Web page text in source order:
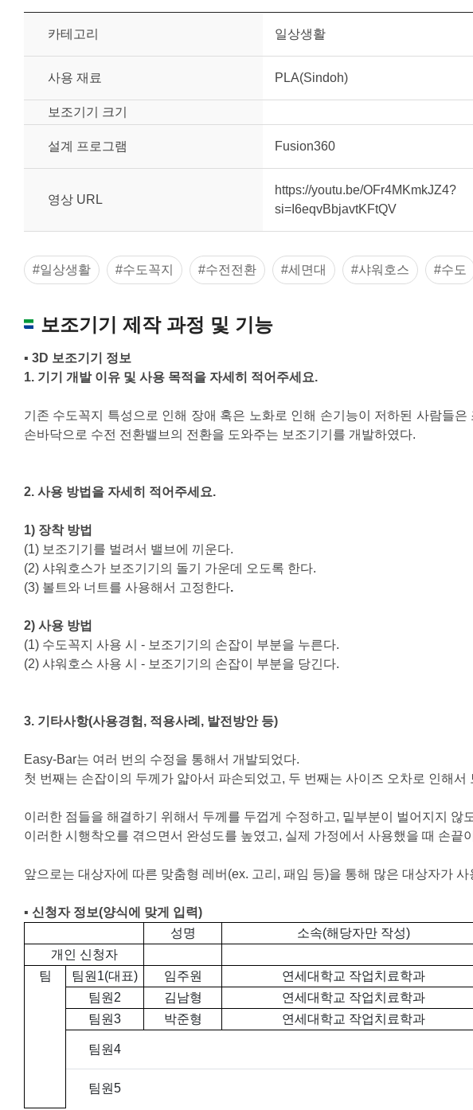
원하는 치수 입력 후 “스케일 조정“ 버튼을 눌러주세요.
너비
폭
카테고리 일상생활
사용 재료 PLA(Sindoh)
보조기기 크기
설계 프로그램 Fusion360
영상 URL
https://youtu.be/OFr4MKmkJZ4?
si=I6eqvBbjavtKFtQV
#일상생활 #수도꼭지 #수전전환 #세면대 #샤워호스 #수도
보조기기 제작 과정 및 기능
▪ 3D 보조기기 정보
1. 기기 개발 이유 및 사용 목적을 자세히 적어주세요.
기존 수도꼭지 특성으로 인해 장애 혹은 노화로 인해 손기능이 저하된 사람들
손바닥으로 수전 전환밸브의 전환을 도와주는 보조기기를 개발하였다.
2. 사용 방법을 자세히 적어주세요.
1) 장착 방법
(1) 보조기기를 벌려서 밸브에 끼운다.
(2) 샤워호스가 보조기기의 돌기 가운데 오도록 한다.
(3) 볼트와 너트를 사용해서 고정한다.
2) 사용 방법
(1) 수도꼭지 사용 시 - 보조기기의 손잡이 부분을 누른다.
(2) 샤워호스 사용 시 - 보조기기의 손잡이 부분을 당긴다.
3. 기타사항(사용경험 , 적용사례 , 발전방안 등)
Easy-Bar는 여러 번의 수정을 통해서 개발되었다.
첫 번째는 손잡이의 두께가 얇아서 파손되었고, 두 번째는 사이즈 오차로 인해
이러한 점들을 해결하기 위해서 두께를 두껍게 수정하고, 밑부분이 벌어지지 않
이러한 시행착오를 겪으면서 완성도를 높였고, 실제 가정에서 사용했을 때 손
앞으로는 대상자에 따른 맞춤형 레버(ex. 고리, 패임 등)을 통해 많은 대상자가
▪ 신청자 정보(양식에 맞게 입력)
성명
소속(해당자만 작성)
개인 신청자
팀
팀원1(대표) 임주원
연세대학교 작업치료학과
팀원2
김남형
연세대학교 작업치료학과
팀원3
박준형 연세대학교 작업치료학과
팀원4
팀원5